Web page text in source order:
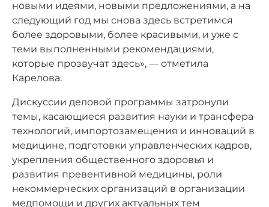
новыми идеями, новыми предложениями, а на
следующий год мы снова здесь встретимся
более здоровыми, более красивыми, и уже с
теми выполненными рекомендациями,
которые прозвучат здесь», — отметила
Карелова.
Дискуссии деловой программы затронули
темы, касающиеся развития науки и трансфера
технологий, импортозамещения и инноваций в
медицине, подготовки управленческих кадров,
укрепления общественного здоровья и
развития превентивной медицины, роли
некоммерческих организаций в организации
медпомощи и других актуальных тем